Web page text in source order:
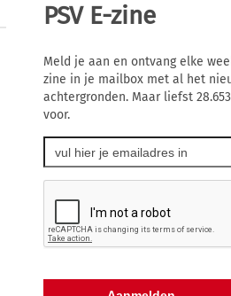
PSV E-zine
Meld je aan en ontvang elke
zine in je mailbox met al het
achtergronden. Maar liefst
voor.